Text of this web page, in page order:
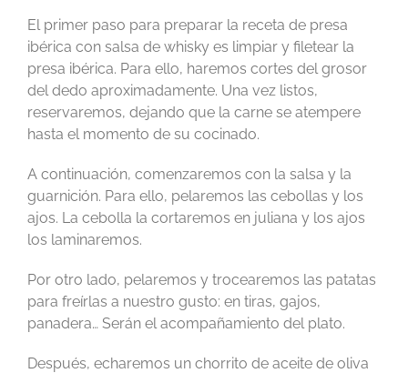
El primer paso para preparar la receta de presa
ibérica con salsa de whisky es limpiar y filetear la
presa ibérica. Para ello, haremos cortes del grosor
del dedo aproximadamente. Una vez listos,
reservaremos, dejando que la carne se atempere
hasta el momento de su cocinado.
A continuación, comenzaremos con la salsa y la
guarnición. Para ello, pelaremos las cebollas y los
ajos. La cebolla la cortaremos en juliana y los ajos
los laminaremos.
Por otro lado, pelaremos y trocearemos las patatas
para freírlas a nuestro gusto: en tiras, gajos,
panadera… Serán el acompañamiento del plato.
Después, echaremos un chorrito de aceite de oliva